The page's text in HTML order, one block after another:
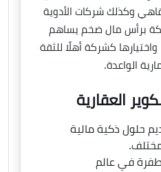
وكذلك شركات الأدوية
برأس مال ضخم يساهم
كشركة أهلًا للثقة
الواعدة.
العقارية
حلول ذكية مالية
في عالم